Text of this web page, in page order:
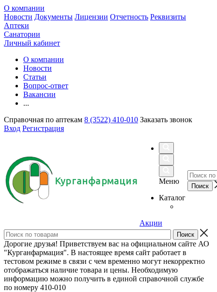
О компании
Новости Документы Лицензии Отчетность Реквизиты
Аптеки
Санатории
Личный кабинет
О компании
Новости
Статьи
Вопрос-ответ
Вакансии
...
Справочная по аптекам 8 (3522) 410-010 Заказать звонок
Вход Регистрация
Курганфармация
Меню
Каталог
Акции
Дорогие друзья! Приветствуем вас на официальном сайте АО
"Курганфармация". В настоящее время сайт работает в
тестовом режиме в связи с чем временно могут некорректно
отображаться наличие товара и цены. Необходимую
информацию можно получить в единой справочной службе
по номеру 410-010